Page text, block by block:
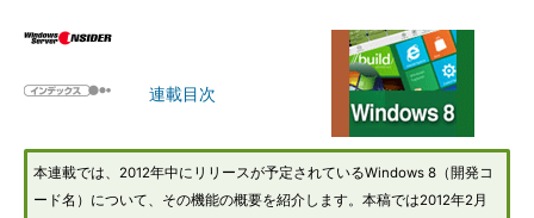
連載目次
本連載では、2012年中にリリースが予定されているWindows 8（開発コ
ード名）について、その機能の概要を紹介します。本稿では2012年2月